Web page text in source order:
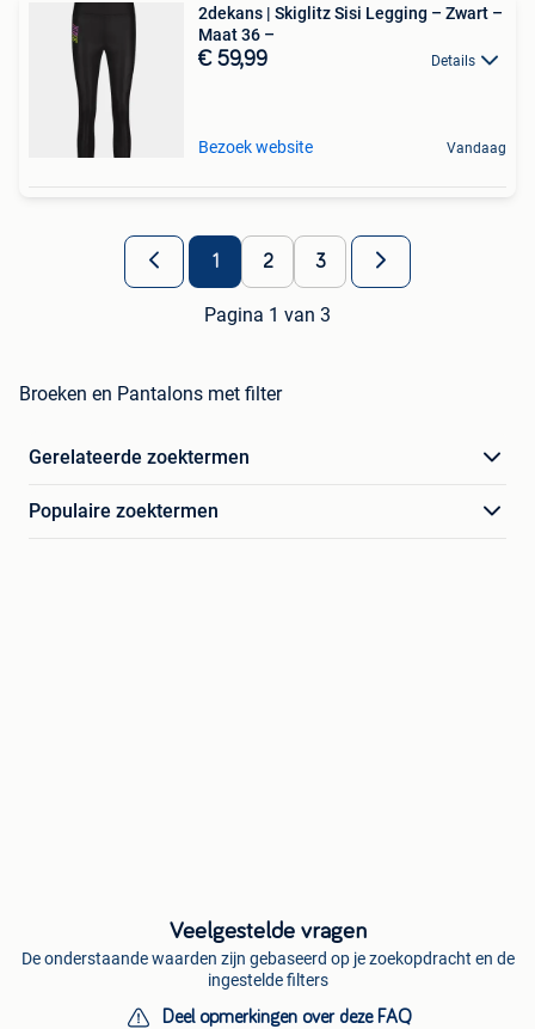
2dekans | Skiglitz Sisi Legging – Zwart –
Maat 36 –
€ 59,99 Details
Bezoek website Vandaag
1 2 3
Pagina 1 van 3
Broeken en Pantalons met filter
Gerelateerde zoektermen
Populaire zoektermen
Veelgestelde vragen
De onderstaande waarden zijn gebaseerd op je zoekopdracht en de
ingestelde filters
Deel opmerkingen over deze FAQ